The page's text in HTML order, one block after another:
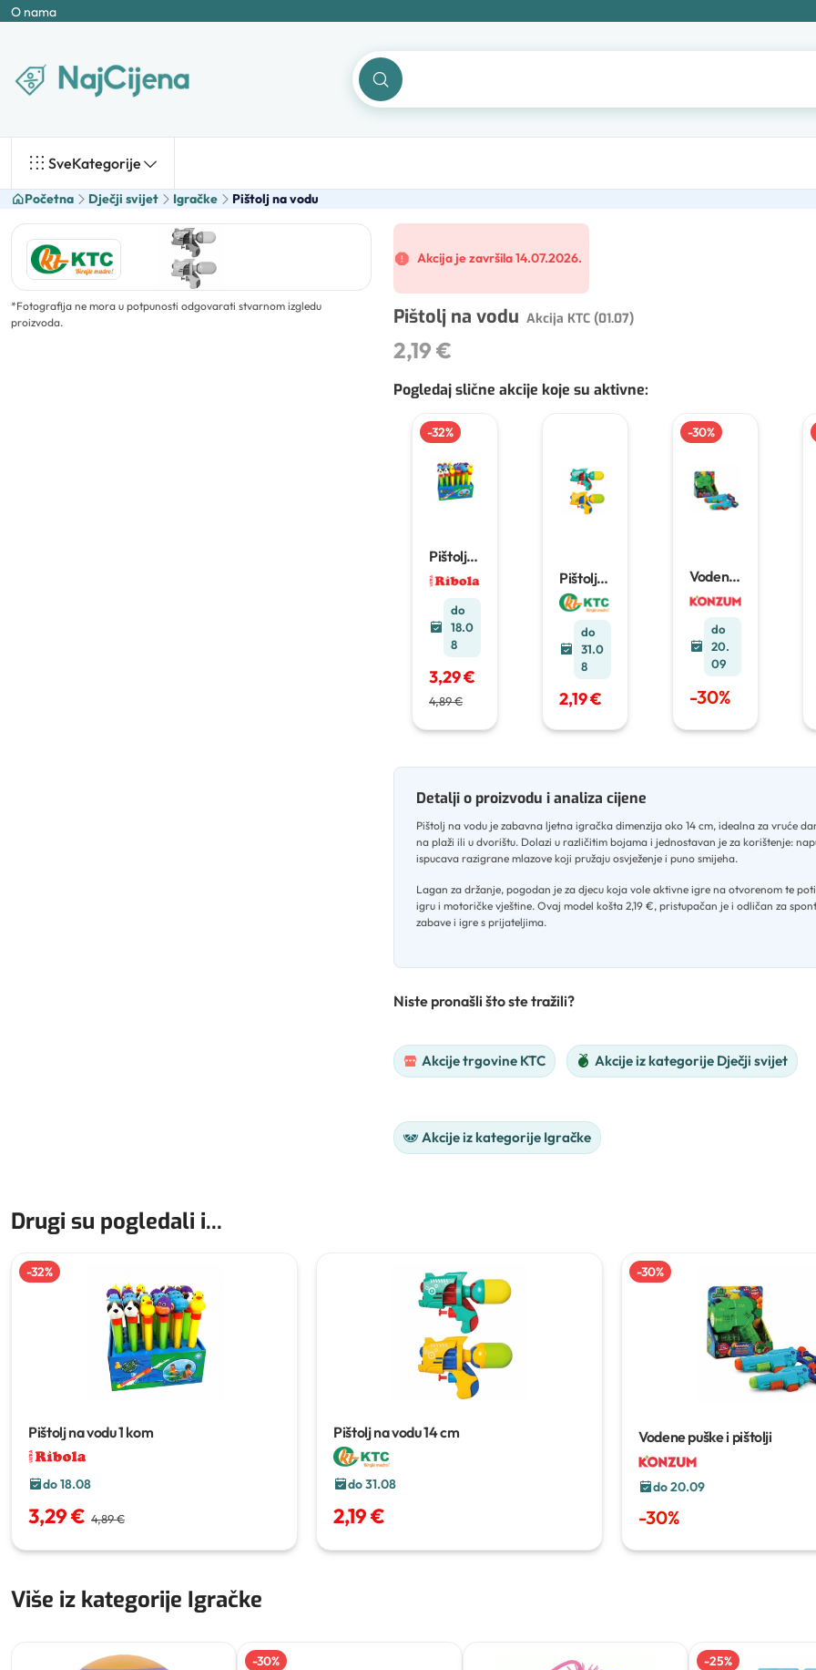
O nama
SveKategorije
Početna Dječji svijet Igračke Pištolj na vodu
*Fotografija ne mora u potpunosti odgovarati stvarnom izgledu
proizvoda.
Akcija je završila 14.07.2026.
Pištolj na vodu Akcija KTC (01.07)
2,19 €
Pogledaj slične akcije koje su aktivne:
-32%
Pištolj
na vodu
1 kom
do
18.0
8
3,29 €
4,89 €
Pištolj
na vodu
14 cm
do
31.0
8
2,19 €
-30%
Vodene
puške i
pištolji
do
20.
09
-30%
Detalji o proizvodu i analiza cijene
Pištolj na vodu je zabavna ljetna igračka dimenzija oko 14 cm, idealna za vruće
na plaži ili u dvorištu. Dolazi u različitim bojama i jednostavan je za korištenje:
ispucava razigrane mlazove koji pružaju osvježenje i puno smijeha.
Lagan za držanje, pogodan je za djecu koja vole aktivne igre na otvorenom te
igru i motoričke vještine. Ovaj model košta 2,19 €, pristupačan je i odličan za
zabave i igre s prijateljima.
Niste pronašli što ste tražili?
Akcije trgovine KTC Akcije iz kategorije Dječji svijet
Akcije iz kategorije Igračke
Drugi su pogledali i...
-32%
Pištolj na vodu1 kom
do 18.08
3,29 € 4,89 €
Pištolj na vodu14 cm
do 31.08
2,19 €
-30%
Vodene puške i pištolji
do 20.09
-30%
Više iz kategorije Igračke
-30% -25%